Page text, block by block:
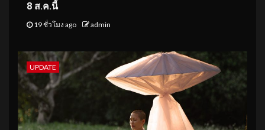
8 ส.ค.นี้
19 ชั่วโมง ago admin
UPDATE